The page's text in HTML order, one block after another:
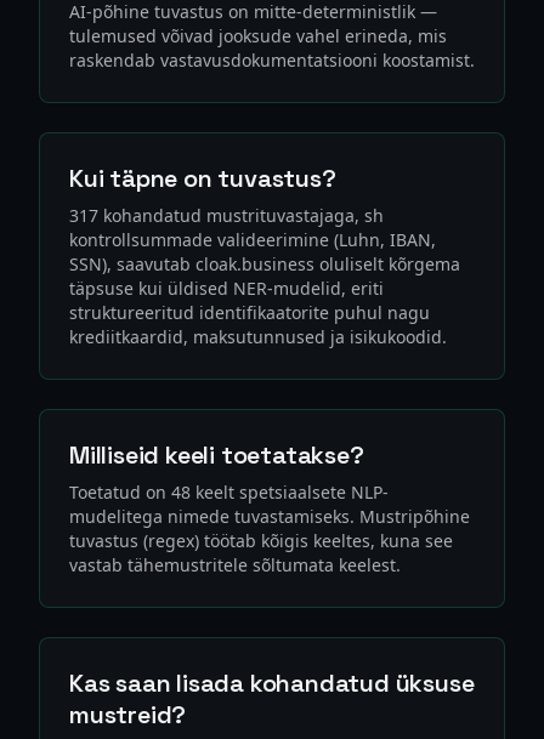
AI-põhine tuvastus on mitte-deterministlik —
tulemused võivad jooksude vahel erineda, mis
raskendab vastavusdokumentatsiooni koostamist.
Kui täpne on tuvastus?
317 kohandatud mustrituvastajaga, sh
kontrollsummade valideerimine (Luhn, IBAN,
SSN), saavutab cloak.business oluliselt kõrgema
täpsuse kui üldised NER-mudelid, eriti
struktureeritud identifikaatorite puhul nagu
krediitkaardid, maksutunnused ja isikukoodid.
Milliseid keeli toetatakse?
Toetatud on 48 keelt spetsiaalsete NLP-
mudelitega nimede tuvastamiseks. Mustripõhine
tuvastus (regex) töötab kõigis keeltes, kuna see
vastab tähemustritele sõltumata keelest.
Kas saan lisada kohandatud üksuse
mustreid?